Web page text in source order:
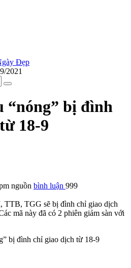
Đẹp
2021
“nóng” bị đình
18-9
nguồn bình luận 999
TGG sẽ bị đình chỉ giao dịch
mã này đã có 2 phiên giảm sàn với